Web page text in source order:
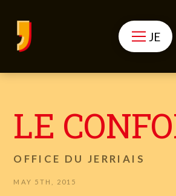
JE
LE
OFFICE DU JERRIAIS
MAY 5TH, 2015